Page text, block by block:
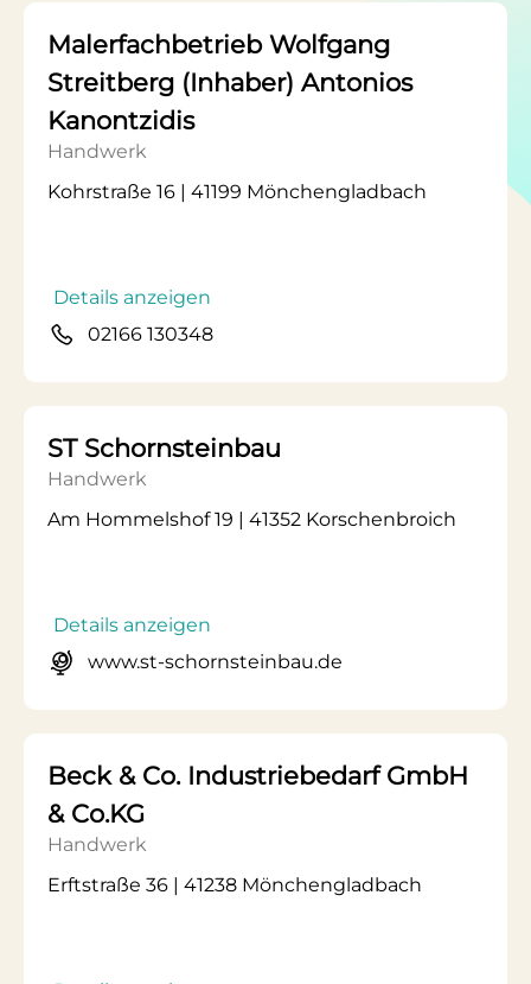
Malerfachbetrieb Wolfgang
Streitberg (Inhaber) Antonios
Kanontzidis
Handwerk
Kohrstraße 16 | 41199 Mönchengladbach
Details anzeigen
02166 130348
ST Schornsteinbau
Handwerk
Am Hommelshof 19 | 41352 Korschenbroich
Details anzeigen
www.st-schornsteinbau.de
Beck & Co. Industriebedarf GmbH
& Co.KG
Handwerk
Erftstraße 36 | 41238 Mönchengladbach